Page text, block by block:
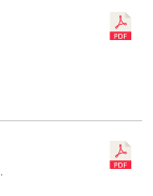
DE FOOTBALL